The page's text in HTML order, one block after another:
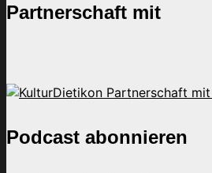
Partnerschaft mit
Podcast abonnieren